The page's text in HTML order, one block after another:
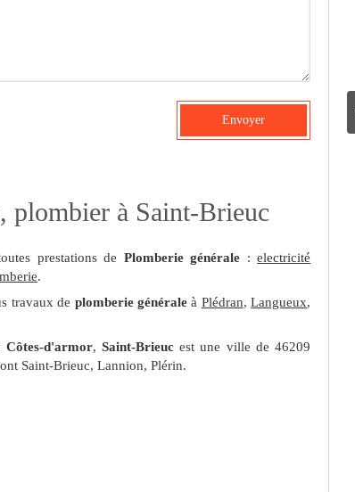
Envoyer
à Saint-Brieuc
prestations de Plomberie générale :electricité
.
travaux de plomberie généraleà Plédran,Langueux,
Côtes-d'armor, Saint-Brieucest une ville de 46209
Saint-Brieuc, Lannion, Plérin.